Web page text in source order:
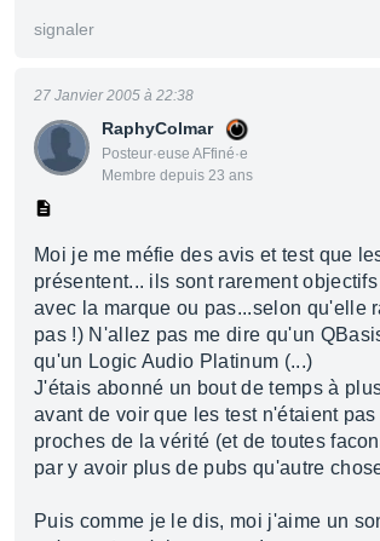
signaler
RaphyColmar
Posteur·euse AFfiné·e
Membre depuis 23 ans
27 Janvier 2005 à 22:38
Moi je me méfie des avis et test que
présentent... ils sont rarement
avec la marque ou pas...selon qu'elle
pas !) N'allez pas me dire qu'un
qu'un Logic Audio Platinum (...)
J'étais abonné un bout de temps à
avant de voir que les test n'étaient
proches de la vérité (et de toutes
par y avoir plus de pubs qu'autre
Puis comme je le dis, moi j'aime un